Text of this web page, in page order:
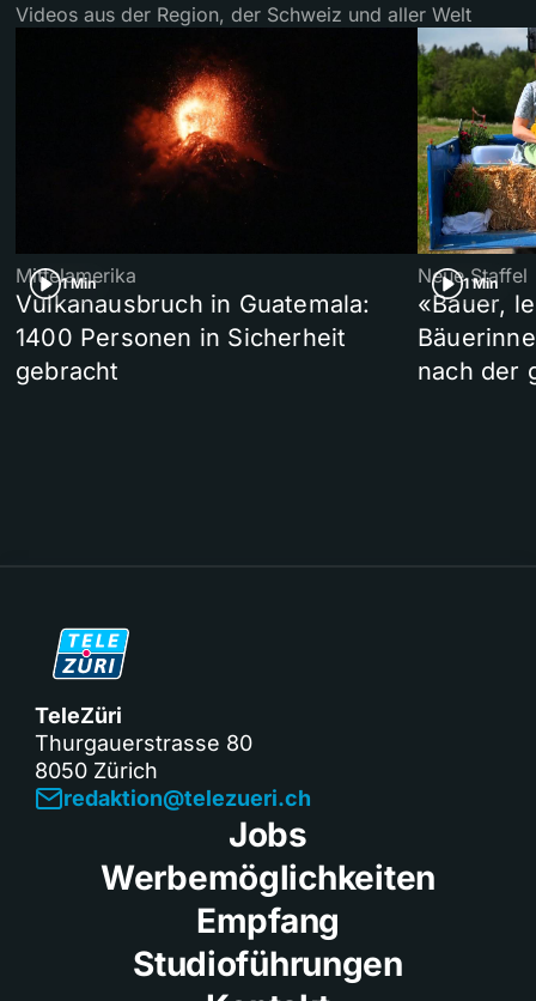
Videos aus der Region, der Schweiz und aller Welt
1 Min
Mittelamerika
Vulkanausbruch in Guatemala:
1400 Personen in Sicherheit
gebracht
1 Min
Neue Staffel
«Bauer,
nach der
TeleZüri
Thurgauerstrasse 80
8050 Zürich
redaktion@telezueri.ch
Jobs
Werbemöglichkeiten
Empfang
Studioführungen